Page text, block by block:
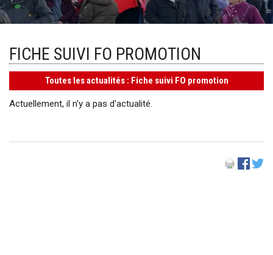
FICHE SUIVI FO PROMOTION
Toutes les actualités : Fiche suivi FO promotion
Actuellement, il n'y a pas d'actualité.